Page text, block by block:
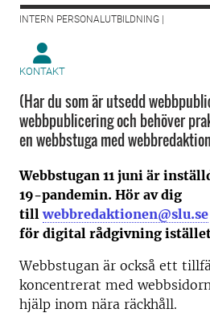
INTERN PERSONALUTBILDNING |
KONTAKT
(Har du som är utsedd
webbpublicering och behöver
en webbstuga med
Webbstugan 11 juni är
19-pandemin. Hör av dig
tillwebbredaktionen@slu.se
för digital rådgivning
Webbstugan är också ett
koncentrerat med
hjälp inom nära räckhåll.